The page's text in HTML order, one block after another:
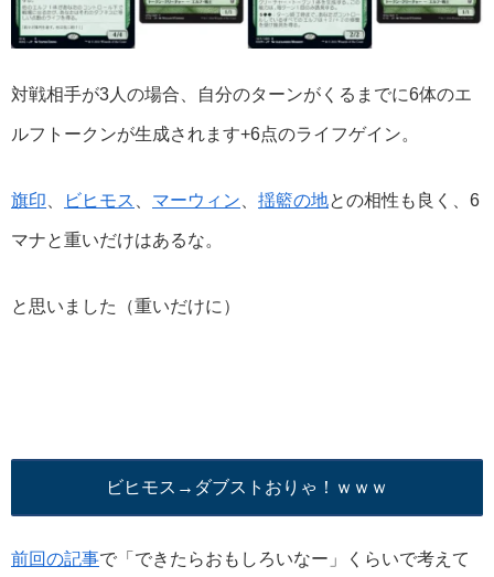
対戦相手が3人の場合、自分のターンがくるまでに6体のエ
ルフトークンが生成されます+6点のライフゲイン。
旗印 ビヒモス マーウィン 揺籃の地との相性も良く、6
マナと重いだけはあるな。
と思いました（重いだけに）
ビヒモス→ダブストおりゃ！ｗｗｗ
前回の記事で「できたらおもしろいなー」くらいで考えて